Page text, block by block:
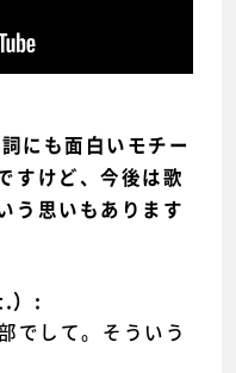
にも面白いモチー
すけど、今後は歌
う思いもあります
）:
でして。そういう